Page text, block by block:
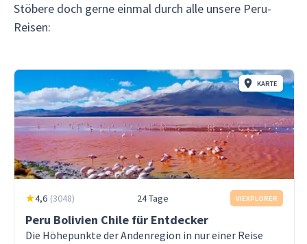
Stöbere doch gerne einmal durch alle unsere Peru-
Reisen:
KARTE
4,6 (3048) 24 Tage VIEXPLORER
Peru Bolivien Chile für Entdecker
Die Höhepunkte der Andenregion in nur einer Reise